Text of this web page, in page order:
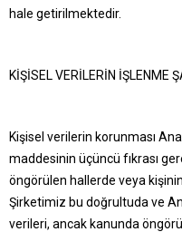
hale getirilmektedir.
KİŞİSEL VERİLERİN İŞLENME
Kişisel verilerin korunması
maddesinin üçüncü fıkrası
öngörülen hallerde veya
Şirketimiz bu doğrultuda ve
verileri, ancak kanunda